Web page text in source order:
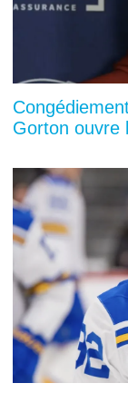
Gorton ouvre